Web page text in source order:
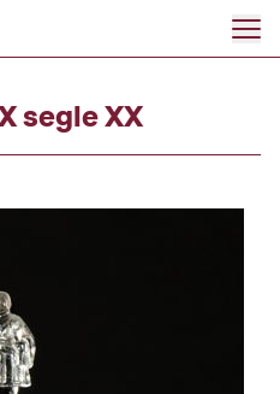
segle XX